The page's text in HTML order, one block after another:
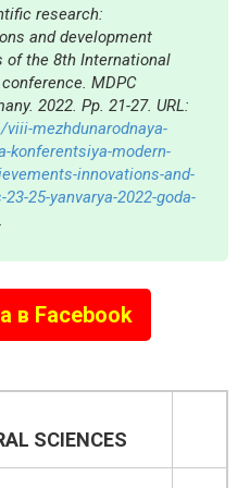
research:
and development
of the 8th International
MDPC
2022. Pp. 21-27. URL:
mezhdunarodnaya-
konferentsiya-modern-
innovations-and-
25-yanvarya-2022-goda-
.
в Facebook
SCIENCES